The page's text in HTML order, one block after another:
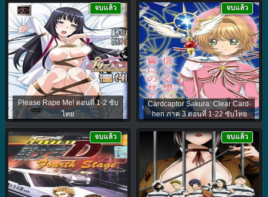
Please Rape Me! ตอนที่ 1-2 ซับ
ไทย
จบแล้ว
Cardcaptor Sakura: Clear Card-
hen ภาค 3 ตอนที่ 1-22 ซับไทย
จบแล้ว
จบแล้ว จบแล้ว